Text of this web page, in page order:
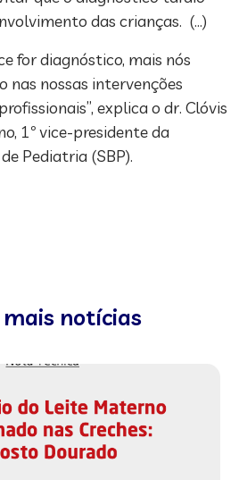
das crianças. (…)
for diagnóstico, mais nós
nas nossas intervenções
explica o dr. Clóvis
1º vice-presidente da
Pediatria (SBP).
mais notícias